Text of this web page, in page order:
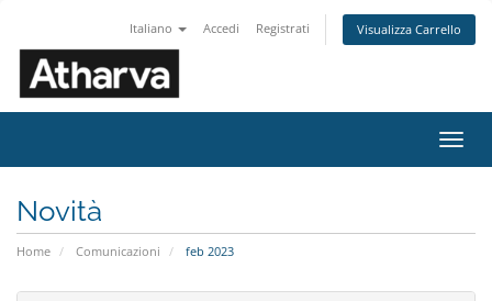
Italiano Accedi Registrati Visualizza Carrello
Attiva
Novità
Home Comunicazioni feb 2023